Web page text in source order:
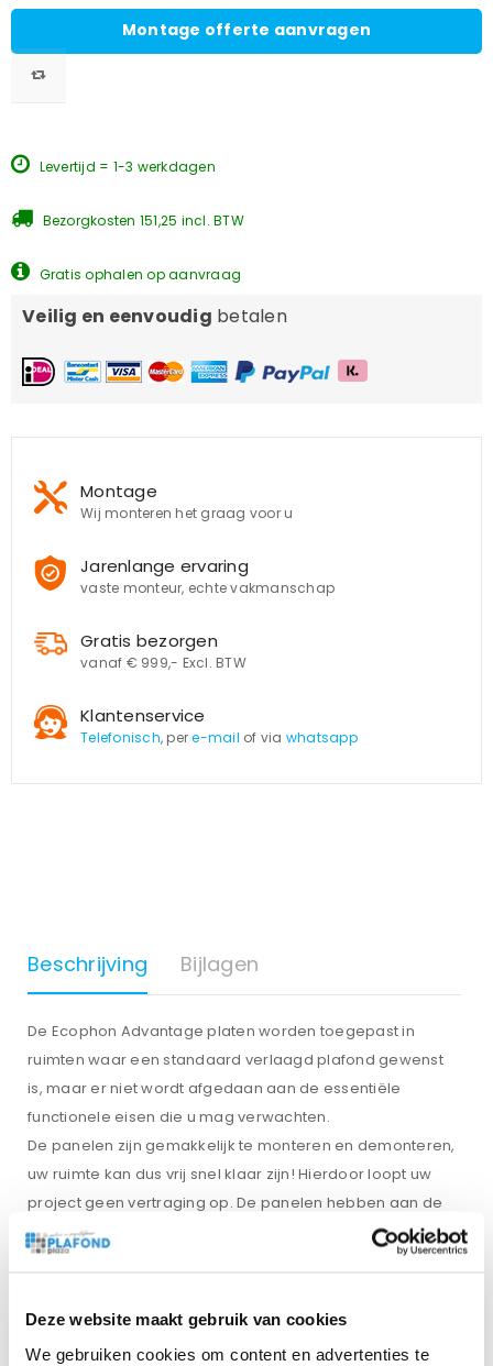
Deze website maakt gebruik van cookies
We gebruiken cookies om content en advertenties te
Montage offerte aanvragen
Levertijd = 1-3 werkdagen
Bezorgkosten 151,25 incl. BTW
Gratis ophalen op aanvraag
Veilig en eenvoudig betalen
Montage
Wij monteren het graag voor u
Jarenlange ervaring
vaste monteur, echte vakmanschap
Gratis bezorgen
vanaf € 999,- Excl. BTW
Klantenservice
Telefonisch, pere-mail of via whatsapp
Beschrijving Bijlagen
De Ecophon Advantage platen worden toegepast in
ruimten waar een standaard verlaagd plafond gewenst
is, maar er niet wordt afgedaan aan de essentiële
functionele eisen die u mag verwachten.
De panelen zijn gemakkelijk te monteren en demonteren,
uw ruimte kan dus vrij snel klaar zijn! Hierdoor loopt uw
project geen vertraging op. De panelen hebben aan de
achterzijde pijlen, u dient de panelen te monteren
volgens deze pijlen om de uitstraling ervan te
Echopon Advantage panelen zijn geproduceerd uit
glaswol (70% gerecycled glas met een bindmiddel). De